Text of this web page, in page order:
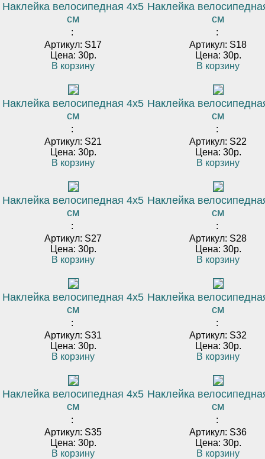
Наклейка велосипедная 4х5
см
:
Артикул: S17
Цена: 30р.
В корзину
Наклейка
см
:
Артикул: S18
Цена: 30р.
В корзину
Наклейка велосипедная 4х5
см
:
Артикул: S21
Цена: 30р.
В корзину
Наклейка
см
:
Артикул: S22
Цена: 30р.
В корзину
Наклейка велосипедная 4х5
см
:
Артикул: S27
Цена: 30р.
В корзину
Наклейка
см
:
Артикул: S28
Цена: 30р.
В корзину
Наклейка велосипедная 4х5
см
:
Артикул: S31
Цена: 30р.
В корзину
Наклейка
см
:
Артикул: S32
Цена: 30р.
В корзину
Наклейка велосипедная 4х5
см
:
Артикул: S35
Цена: 30р.
В корзину
Наклейка
см
:
Артикул: S36
Цена: 30р.
В корзину